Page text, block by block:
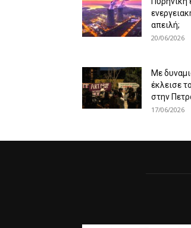
απειλή;
20/06/2026
Με
έκλεισε
στην
17/06/2026